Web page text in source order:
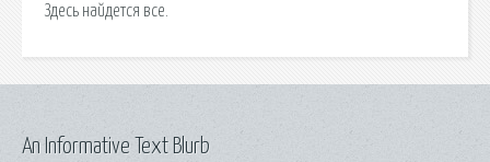
Здесь найдется все.
An Informative Text Blurb